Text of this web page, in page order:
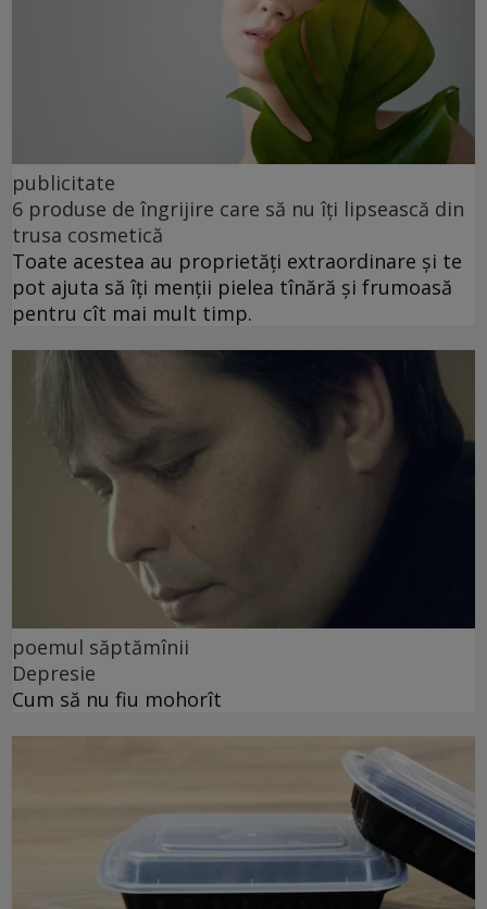
publicitate
6 produse de îngrijire care să nu îți lipsească din
trusa cosmetică
Toate acestea au proprietăți extraordinare și te
pot ajuta să îți menții pielea tînără și frumoasă
pentru cît mai mult timp.
poemul săptămînii
Depresie
Cum să nu fiu mohorît